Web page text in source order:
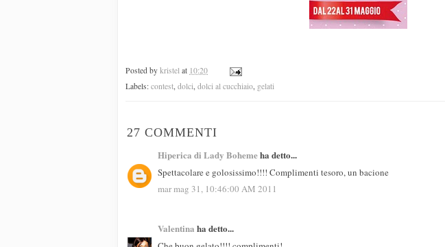
Posted by kristel at 10:20
Labels: contest, dolci, dolci al cucchiaio, gelati
27 COMMENTI
Hiperica di Lady Bohemeha detto...
Spettacolare e golosissimo!!!! Complimenti tesoro, un bacione
mar mag 31, 10:46:00 AM 2011
Valentina ha detto...